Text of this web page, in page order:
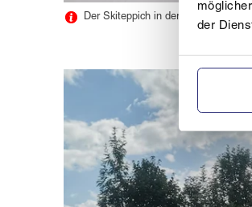
der
Der Skiteppich in der Mittelschule